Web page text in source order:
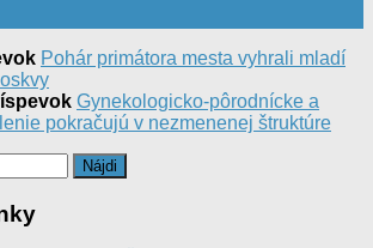
Pohár primátora mesta vyhrali mladí
Gynekologicko-pôrodnícke a
pokračujú v nezmenenej štruktúre